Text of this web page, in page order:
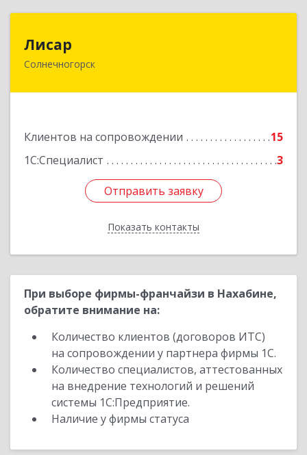
Лисар
Солнечногорск
Клиентов на сопровождении
15
1С:Специалист
3
Отправить заявку
Показать контакты
141551, Московская обл, Солнечногорский р-н,
Подробнее
Отправить заявку
Назад
При выборе фирмы-франчайзи в Нахабине,
обратите внимание на:
Количество клиентов (договоров ИТС)
на сопровождении у партнера фирмы 1С.
Количество специалистов, аттестованных
на внедрение технологий и решений
системы 1С:Предприятие.
Наличие у фирмы статуса